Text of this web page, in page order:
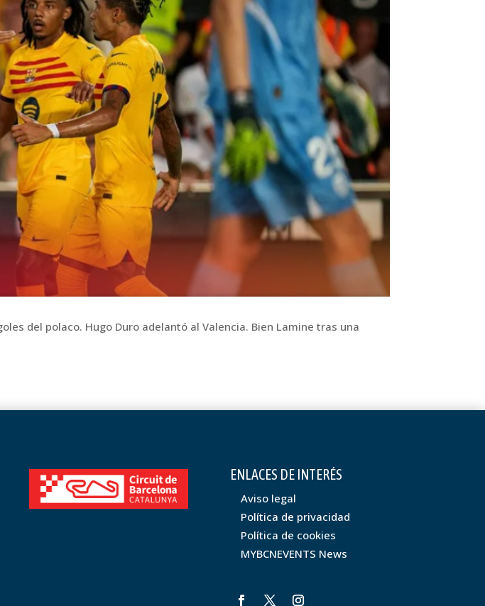
del polaco. Hugo Duro adelantó al Valencia. Bien Lamine tras una
ENLACES DE INTERÉS
Aviso legal
Política de privacidad
Política de cookies
MYBCNEVENTS News